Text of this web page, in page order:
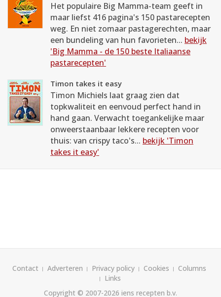
Het populaire Big Mamma-team geeft in
maar liefst 416 pagina's 150 pastarecepten
weg. En niet zomaar pastagerechten, maar
een bundeling van hun favorieten... bekijk
'Big Mamma - de 150 beste Italiaanse
pastarecepten'
Timon takes it easy
Timon Michiels laat graag zien dat
topkwaliteit en eenvoud perfect hand in
hand gaan. Verwacht toegankelijke maar
onweerstaanbaar lekkere recepten voor
thuis: van crispy taco's... bekijk 'Timon
takes it easy'
Contact Adverteren Privacy policy Cookies
Columns
Links
Copyright © 2007-2026 iens recepten b.v.